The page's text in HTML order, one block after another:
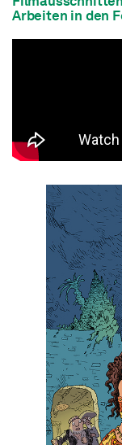
Arbeiten in den